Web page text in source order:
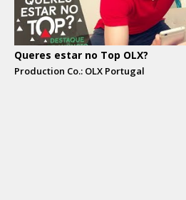
Queres estar no Top OLX?
Production Co.: OLX Portugal